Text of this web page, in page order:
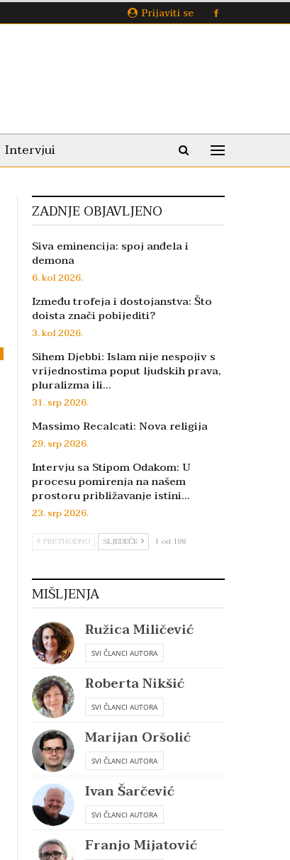
Prijaviti se
Intervjui
ZADNJE OBJAVLJENO
Siva eminencija: spoj anđela i
demona
6. kol 2026.
Između trofeja i dostojanstva: Što
doista znači pobijediti?
3. kol 2026.
Sihem Djebbi: Islam nije nespojiv s
vrijednostima poput ljudskih prava,
pluralizma ili…
31. srp 2026.
Massimo Recalcati: Nova religija
29. srp 2026.
Intervju sa Stipom Odakom: U
procesu pomirenja na našem
prostoru približavanje istini…
23. srp 2026.
PRETHODNO SLJEDEĆE 1 od 198
MIŠLJENJA
Ružica Miličević
SVI ČLANCI AUTORA
Roberta Nikšić
SVI ČLANCI AUTORA
Marijan Oršolić
SVI ČLANCI AUTORA
Ivan Šarčević
SVI ČLANCI AUTORA
Franjo Mijatović